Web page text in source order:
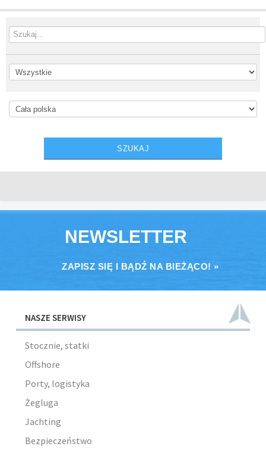
NEWSLETTER
ZAPISZ SIĘ I BĄDŹ NA BIEŻĄCO! »
NASZE SERWISY
Stocznie, statki
Offshore
Porty, logistyka
Żegluga
Jachting
Bezpieczeństwo